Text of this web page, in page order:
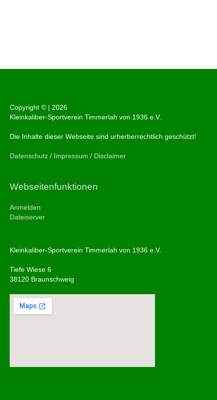
Copyright © | 2026
Kleinkaliber-Sportverein Timmerlah von 1936 e.V.
Die Inhalte dieser Webseite sind urherberrechtlich geschützt!
Datenschutz / Impressum / Disclaimer
Webseitenfunktionen
Anmelden
Dateiserver
Kleinkaliber-Sportverein Timmerlah von 1936 e.V.
Tiefe Wiese 6
38120 Braunschweig